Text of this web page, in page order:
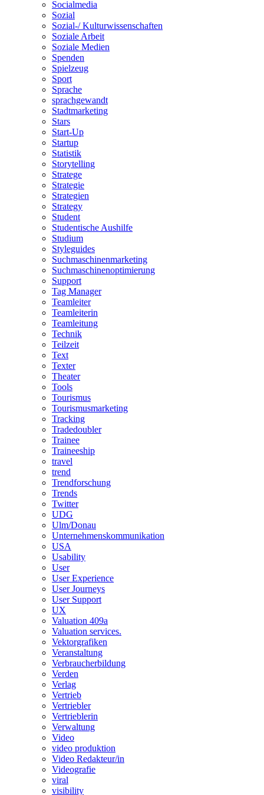
Socialmedia
Sozial
Sozial-/ Kulturwissenschaften
Soziale Arbeit
Soziale Medien
Spenden
Spielzeug
Sport
Sprache
sprachgewandt
Stadtmarketing
Stars
Start-Up
Startup
Statistik
Storytelling
Stratege
Strategie
Strategien
Strategy
Student
Studentische Aushilfe
Studium
Styleguides
Suchmaschinenmarketing
Suchmaschinenoptimierung
Support
Tag Manager
Teamleiter
Teamleiterin
Teamleitung
Technik
Teilzeit
Text
Texter
Theater
Tools
Tourismus
Tourismusmarketing
Tracking
Tradedoubler
Trainee
Traineeship
travel
trend
Trendforschung
Trends
Twitter
UDG
Ulm/Donau
Unternehmenskommunikation
USA
Usability
User
User Experience
User Journeys
User Support
UX
Valuation 409a
Valuation services.
Vektorgrafiken
Veranstaltung
Verbraucherbildung
Verden
Verlag
Vertrieb
Vertriebler
Vertrieblerin
Verwaltung
Video
video produktion
Video Redakteur/in
Videografie
viral
visibility